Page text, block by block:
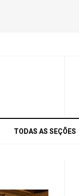
TODAS AS SEÇÕES